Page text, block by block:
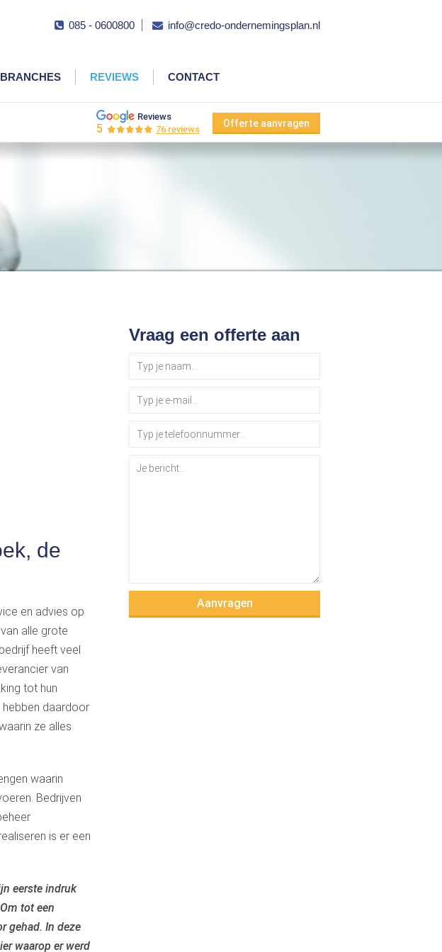
085 - 0600800 info@credo-ondernemingsplan.nl
BRANCHES REVIEWS CONTACT
Reviews
5 76 reviews
Offerte aanvragen
de
en advies op
alle grote
heeft veel
van
tot hun
hebben daardoor
ze alles
waarin
Bedrijven
is er een
eerste indruk
tot een
gehad. In deze
waarop er werd
Vraag een offerte aan
Aanvragen